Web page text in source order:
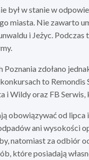
był w stanie w
miasta. Nie zawarto
i Jeżyc.
Poznania zdołano
to
i Wildy oraz FB
obowiązywać od lipca
ani wysokości
natomiast za odbiór
które posiadają